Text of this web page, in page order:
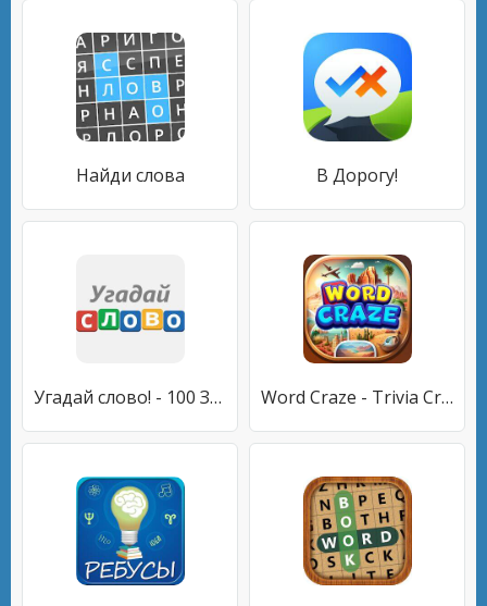
Найди слова В Дорогу!
Угадай слово! - 100 Загадок Word Craze - Trivia Crossword